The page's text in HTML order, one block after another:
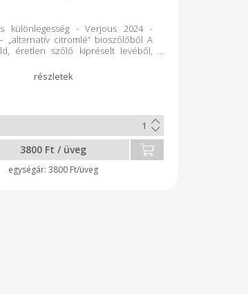
különlegesség - Verjous 2024 -
„alternatív citromlé” bioszőlőből A
éretlen szőlő kipréselt levéből,
szüretelt bio kékfrankos és
szőlőből készült, alkoholmentes
Használat előtt érdemes felrázni.
a Facebookon és Instagramon is!
volt a 2025-ös Verjous szüret :)
diofasibiobirtok
diofasibiobirtok
3800 Ft / üveg
3800 Ft/üveg